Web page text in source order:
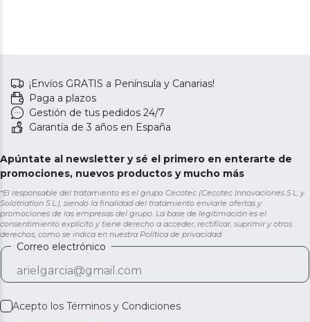
¡Envíos GRATIS a Península y Canarias!
Paga a plazos
Gestión de tus pedidos 24/7
Garantía de 3 años en España
Apúntate al newsletter y sé el primero en enterarte de
promociones, nuevos productos y mucho más
*El responsable del tratamiento es el grupo Cecotec (Cecotec Innovaciones S.L. y
Solotriatlon S.L.), siendo la finalidad del tratamiento enviarle ofertas y
promociones de las empresas del grupo. La base de legitimación es el
consentimiento explícito y tiene derecho a acceder, rectificar, suprimir y otros
derechos, como se indica en nuestra Política de privacidad
Correo electrónico
Acepto los Términos y Condiciones